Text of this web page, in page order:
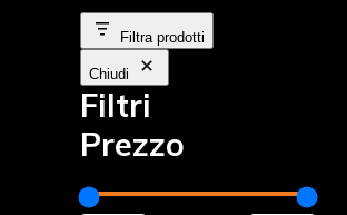
Filtra prodotti
Chiudi
Filtri
Prezzo